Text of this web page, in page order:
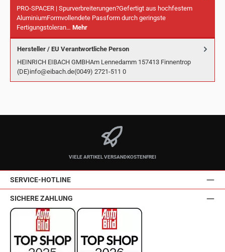
PRO-SPACER | Spurverbreiterungen?Gefertigt aus hochfestem
AluminiumFormvollendete Passform durch geringste
Fertigungstoleran… Mehr
Hersteller / EU Verantwortliche Person
HEINRICH EIBACH GMBHAm Lennedamm 157413 Finnentrop
(DE)info@eibach.de(0049) 2721-511 0
VIELE ARTIKEL VERSANDKOSTENFREI
SERVICE-HOTLINE
SICHERE ZAHLUNG